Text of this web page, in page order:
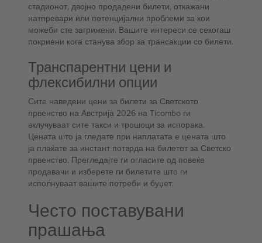
стадионот, двојно продадени билети, откажани
натпревари или потенцијални проблеми за кои
можеби сте загрижени. Вашите интереси се секогаш
покриени кога станува збор за трансакции со билети.
Транспарентни цени и
флексибилни опции
Сите наведени цени за билети за Светското
првенство на Австрија 2026 на Ticombo ги
вклучуваат сите такси и трошоци за испорака.
Цената што ја гледате при наплатата е цената што
ја плаќате за инстант потврда на билетот за Светско
првенство. Прегледајте ги огласите од повеќе
продавачи и изберете ги билетите што ги
исполнуваат вашите потреби и буџет.
Често поставувани
прашања